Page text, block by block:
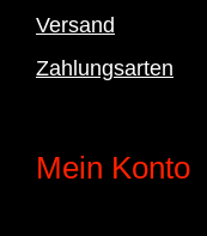
Versand
Zahlungsarten
Mein Konto